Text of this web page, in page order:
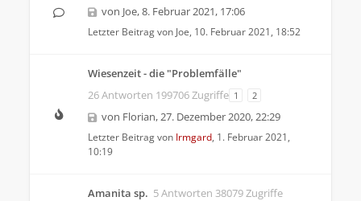
von Joe,8. Februar 2021, 17:06
Letzter Beitrag von Joe, 10. Februar 2021, 18:52
Wiesenzeit - die "Problemfälle"
26 Antworten 199706 Zugriffe 1 2
von Florian,27. Dezember 2020, 22:29
Letzter Beitrag von Irmgard, 1. Februar 2021,
10:19
Amanita sp. 5 Antworten 38079 Zugriffe